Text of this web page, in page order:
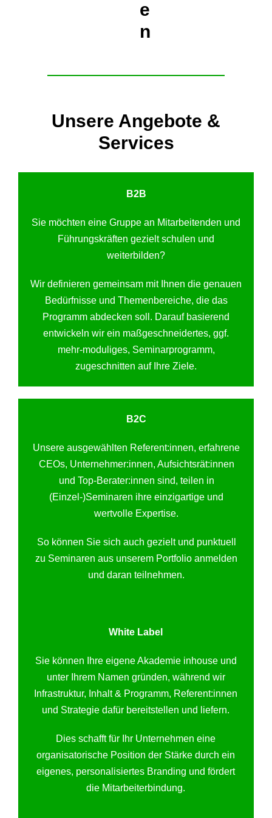
e
n
Unsere Angebote &
Services
B2B
Sie möchten eine Gruppe an Mitarbeitenden und
Führungskräften gezielt schulen und
weiterbilden?
Wir definieren gemeinsam mit Ihnen die genauen
Bedürfnisse und Themenbereiche, die das
Programm abdecken soll. Darauf basierend
entwickeln wir ein maßgeschneidertes, ggf.
mehr-moduliges, Seminarprogramm,
zugeschnitten auf Ihre Ziele.
B2C
Unsere ausgewählten Referent:innen, erfahrene
CEOs, Unternehmer:innen, Aufsichtsrät:innen
und Top-Berater:innen sind, teilen in
(Einzel-)Seminaren ihre einzigartige und
wertvolle Expertise.
So können Sie sich auch gezielt und punktuell
zu Seminaren aus unserem Portfolio anmelden
und daran teilnehmen.
White Label
Sie können Ihre eigene Akademie inhouse und
unter Ihrem Namen gründen, während wir
Infrastruktur, Inhalt & Programm, Referent:innen
und Strategie dafür bereitstellen und liefern.
Dies schafft für Ihr Unternehmen eine
organisatorische Position der Stärke durch ein
eigenes, personalisiertes Branding und fördert
die Mitarbeiterbindung.